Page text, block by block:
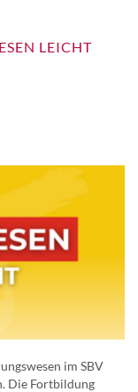
LEICHT
im SBV
Die Fortbildung